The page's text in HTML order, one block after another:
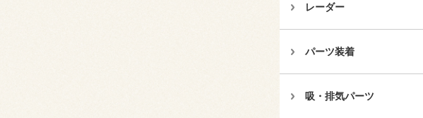
レーダー
パーツ装着
吸・排気パーツ